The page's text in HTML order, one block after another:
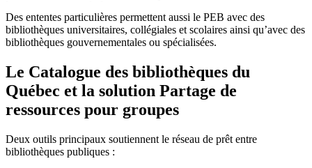
Des ententes particulières permettent aussi le PEB avec des
bibliothèques universitaires, collégiales et scolaires ainsi qu’avec des
bibliothèques gouvernementales ou spécialisées.
Le Catalogue des bibliothèques du
Québec et la solution Partage de
ressources pour groupes
Deux outils principaux soutiennent le réseau de prêt entre
bibliothèques publiques :